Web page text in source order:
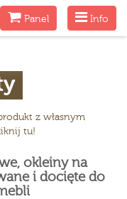
Menu
Info
MenuPanel
z własnym
tu!
okleiny na
i docięte do